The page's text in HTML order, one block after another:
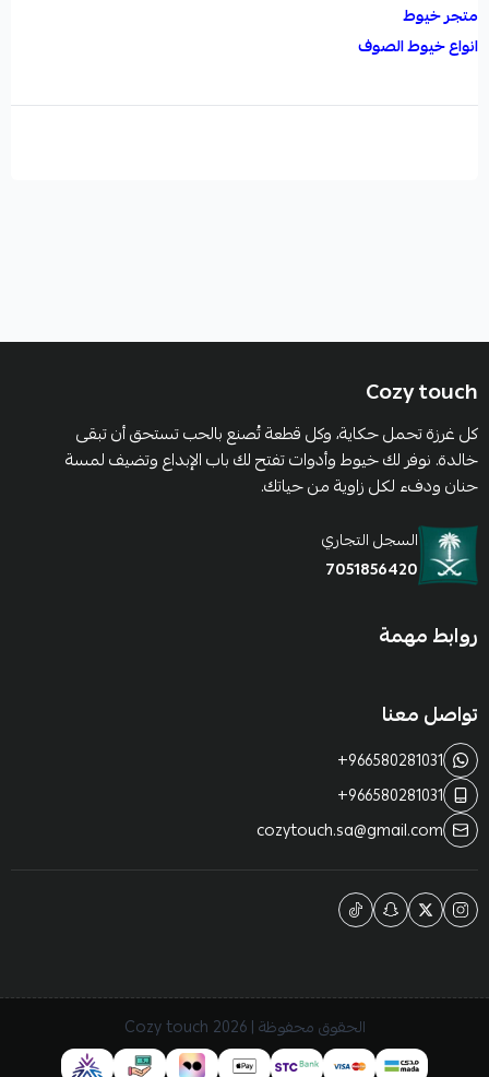
متجر خيوط
انواع خيوط الصوف
Cozy touch
كل غرزة تحمل حكاية، وكل قطعة تُصنع بالحب تستحق أن تبقى
خالدة. نوفر لك خيوط وأدوات تفتح لك باب الإبداع وتضيف لمسة
حنان ودفء لكل زاوية من حياتك.
السجل التجاري
7051856420
روابط مهمة
تواصل معنا
+966580281031
+966580281031
cozytouch.sa@gmail.com
الحقوق محفوظة | 2026 Cozy touch